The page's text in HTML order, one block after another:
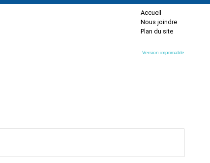
Accueil
Nous joindre
Plan du site
Version imprimable